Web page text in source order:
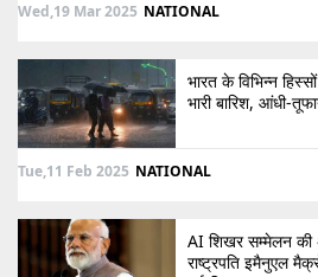
Wed,19 Mar 2025 NATIONAL
भारत के विभिन्न
भारी बारिश, आंधी-
Tue,11 Feb 2025 NATIONAL
AI शिखर सम्मेलन की
राष्ट्रपति इमैनुएल